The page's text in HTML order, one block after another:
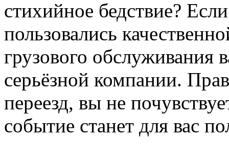
стихийное бедствие?
пользовались
грузового обслуживания
серьёзной компании.
переезд, вы не
событие станет для вас